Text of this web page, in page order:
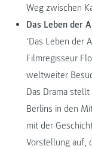
Weg zwischen
Das Leben der
‘Das Leben der
Filmregisseur
weltweiter
Das Drama
Berlins in den
mit der
Vorstellung auf,